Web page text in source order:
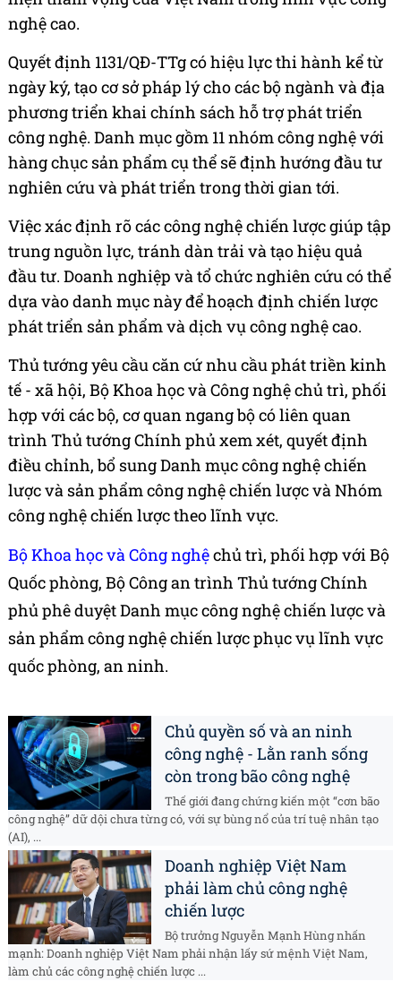
nghệ cao.
Quyết định 1131/QĐ-TTg có hiệu lực thi hành kể từ
ngày ký, tạo cơ sở pháp lý cho các bộ ngành và địa
phương triển khai chính sách hỗ trợ phát triển
công nghệ. Danh mục gồm 11 nhóm công nghệ với
hàng chục sản phẩm cụ thể sẽ định hướng đầu tư
nghiên cứu và phát triển trong thời gian tới.
Việc xác định rõ các công nghệ chiến lược giúp tập
trung nguồn lực, tránh dàn trải và tạo hiệu quả
đầu tư. Doanh nghiệp và tổ chức nghiên cứu có thể
dựa vào danh mục này để hoạch định chiến lược
phát triển sản phẩm và dịch vụ công nghệ cao.
Thủ tướng yêu cầu căn cứ nhu cầu phát triền kinh
tế - xã hội, Bộ Khoa học và Công nghệ chủ trì, phối
hợp với các bộ, cơ quan ngang bộ có liên quan
trình Thủ tướng Chính phủ xem xét, quyết định
điều chỉnh, bổ sung Danh mục công nghệ chiến
lược và sản phẩm công nghệ chiến lược và Nhóm
công nghệ chiến lược theo lĩnh vực.
Bộ Khoa học và Công nghệchủ trì, phối hợp với Bộ
Quốc phòng, Bộ Công an trình Thủ tướng Chính
phủ phê duyệt Danh mục công nghệ chiến lược và
sản phẩm công nghệ chiến lược phục vụ lĩnh vực
quốc phòng, an ninh.
Chủ quyền số và an ninh
công nghệ - Lằn ranh sống
còn trong bão công nghệ
Thế giới đang chứng kiến một “cơn bão
công nghệ” dữ dội chưa từng có, với sự bùng nổ của trí tuệ nhân tạo
(AI), ...
Doanh nghiệp Việt Nam
phải làm chủ công nghệ
chiến lược
Bộ trưởng Nguyễn Mạnh Hùng nhấn
mạnh: Doanh nghiệp Việt Nam phải nhận lấy sứ mệnh Việt Nam,
làm chủ các công nghệ chiến lược ...